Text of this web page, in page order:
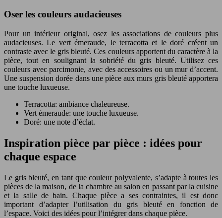
Oser les couleurs audacieuses
Pour un intérieur original, osez les associations de couleurs plus
audacieuses. Le vert émeraude, le terracotta et le doré créent un
contraste avec le gris bleuté. Ces couleurs apportent du caractère à la
pièce, tout en soulignant la sobriété du gris bleuté. Utilisez ces
couleurs avec parcimonie, avec des accessoires ou un mur d’accent.
Une suspension dorée dans une pièce aux murs gris bleuté apportera
une touche luxueuse.
Terracotta: ambiance chaleureuse.
Vert émeraude: une touche luxueuse.
Doré: une note d’éclat.
Inspiration pièce par pièce : idées pour
chaque espace
Le gris bleuté, en tant que couleur polyvalente, s’adapte à toutes les
pièces de la maison, de la chambre au salon en passant par la cuisine
et la salle de bain. Chaque pièce a ses contraintes, il est donc
important d’adapter l’utilisation du gris bleuté en fonction de
l’espace. Voici des idées pour l’intégrer dans chaque pièce.